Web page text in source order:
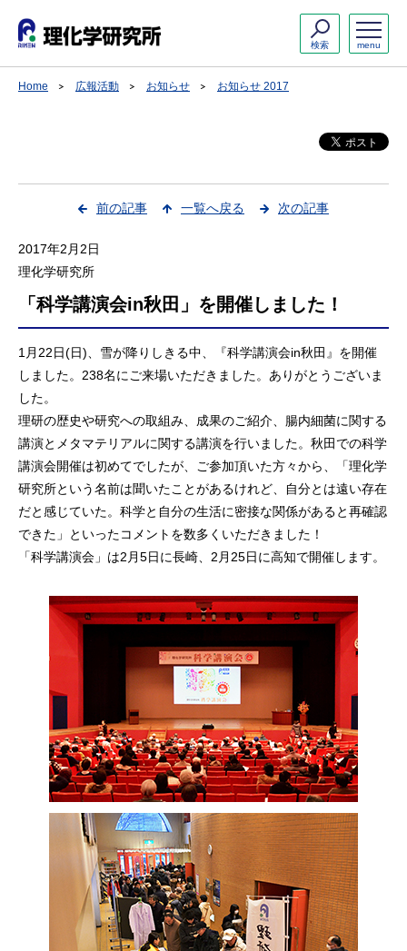
menu
検索
Home 広報活動 お知らせ お知らせ 2017
前の記事 一覧へ戻る 次の記事
2017年2月2日
理化学研究所
「科学講演会in秋田」を開催しました！
1月22日(日)、雪が降りしきる中、『科学講演会in秋田』を開催
しました。238名にご来場いただきました。ありがとうございま
した。
理研の歴史や研究への取組み、成果のご紹介、腸内細菌に関する
講演とメタマテリアルに関する講演を行いました。秋田での科学
講演会開催は初めてでしたが、ご参加頂いた方々から、「理化学
研究所という名前は聞いたことがあるけれど、自分とは遠い存在
だと感じていた。科学と自分の生活に密接な関係があると再確認
できた」といったコメントを数多くいただきました！
「科学講演会」は2月5日に長崎、2月25日に高知で開催します。